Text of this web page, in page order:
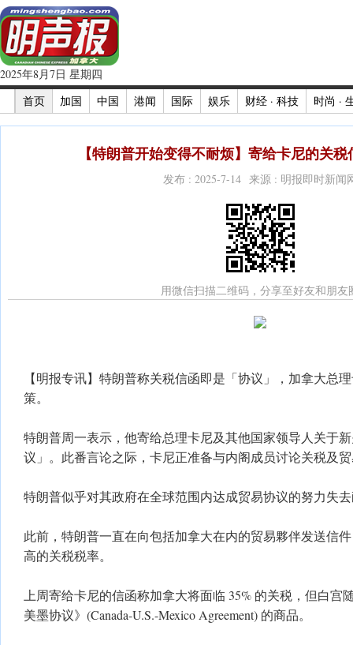
2025年8月7日 星期四
首页
加国 中国 港闻 国际 娱乐 财经 · 科技 时尚 ·
【特朗普开始变得不耐烦】寄给卡尼的关
发布 : 2025-7-14 来源 : 明报即时新闻
用微信扫描二维码，分享至好友和朋友
【明报专讯】特朗普称关税信函即是「协议」，加拿大总
策。
特朗普周一表示，他寄给总理卡尼及其他国家领导人关于
议」。此番言论之际，卡尼正准备与内阁成员讨论关税及
特朗普似乎对其政府在全球范围内达成贸易协议的努力失
此前，特朗普一直在向包括加拿大在内的贸易夥伴发送信
高的关税税率。
上周寄给卡尼的信函称加拿大将面临 35% 的关税，但白宫
美墨协议》(Canada-U.S.-Mexico Agreement) 的商品。